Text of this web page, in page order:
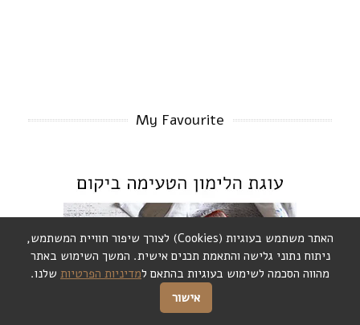
My Favourite
האתר משתמש בעוגיות (Cookies) לצורך שיפור חוויית המשתמש,
ניתוח נתוני גלישה והתאמת תכנים אישית. המשך השימוש באתר
מהווה הסכמה לשימוש בעוגיות בהתאם למדיניות הפרטיות שלנו.
אישור